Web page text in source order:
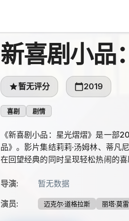
新喜剧小品
暂无评分 2019
喜剧 剧情
《新喜剧小品：星光熠熠》是一部
品》。影片集结莉莉·汤姆林、蒂凡
在回望经典的同时呈现轻松热闹的喜
导演: 暂无数据
演员: 迈克尔·道格拉斯 丽塔·莫